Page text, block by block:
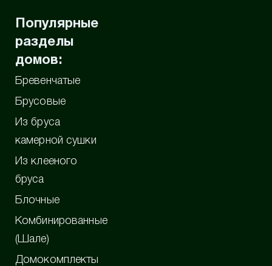
Популярные
разделы
домов:
Бревенчатые
Брусовые
Из бруса
камерной сушки
Из клееного
бруса
Блочные
Комбинированные
(Шале)
Домокомплекты